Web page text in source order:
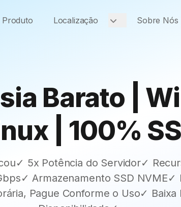
Produto Localização Sobre Nós
Barato |
| 100%
5x Potência do Servidor✓
Armazenamento SSD
Pague Conforme o Uso✓ Baixa